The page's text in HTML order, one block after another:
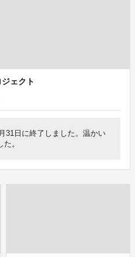
ェクト
31日に終了しました。温かい
。